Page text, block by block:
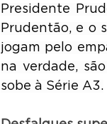
Presidente
Prudentão, e o
jogam pelo
na verdade,
sobe à Série A3.